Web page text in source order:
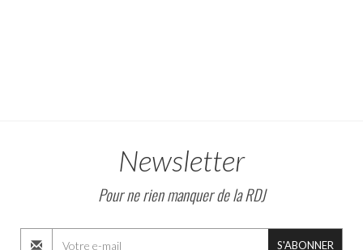
Newsletter
Pour ne rien manquer de la RDJ
S'ABONNER